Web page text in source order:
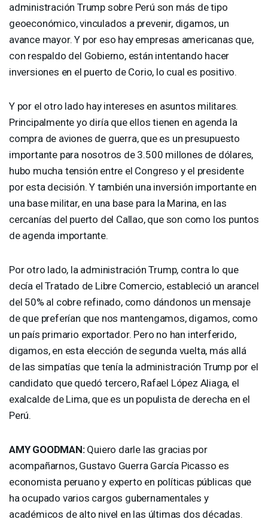
administración Trump sobre Perú son más de tipo
geoeconómico, vinculados a prevenir, digamos, un
avance mayor. Y por eso hay empresas americanas que,
con respaldo del Gobierno, están intentando hacer
inversiones en el puerto de Corio, lo cual es positivo.
Y por el otro lado hay intereses en asuntos militares.
Principalmente yo diría que ellos tienen en agenda la
compra de aviones de guerra, que es un presupuesto
importante para nosotros de 3.500 millones de dólares,
hubo mucha tensión entre el Congreso y el presidente
por esta decisión. Y también una inversión importante en
una base militar, en una base para la Marina, en las
cercanías del puerto del Callao, que son como los puntos
de agenda importante.
Por otro lado, la administración Trump, contra lo que
decía el Tratado de Libre Comercio, estableció un arancel
del 50% al cobre refinado, como dándonos un mensaje
de que preferían que nos mantengamos, digamos, como
un país primario exportador. Pero no han interferido,
digamos, en esta elección de segunda vuelta, más allá
de las simpatías que tenía la administración Trump por el
candidato que quedó tercero, Rafael López Aliaga, el
exalcalde de Lima, que es un populista de derecha en el
Perú.
AMY GOODMAN:Quiero darle las gracias por
acompañarnos, Gustavo Guerra García Picasso es
economista peruano y experto en políticas públicas que
ha ocupado varios cargos gubernamentales y
académicos de alto nivel en las últimas dos décadas.